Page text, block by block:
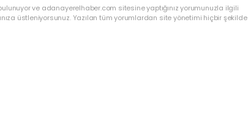
ve adanayerelhaber.com sitesine yaptığınız yorumunuzla ilgili
üstleniyorsunuz. Yazılan tüm yorumlardan site yönetimi hiçbir şekilde